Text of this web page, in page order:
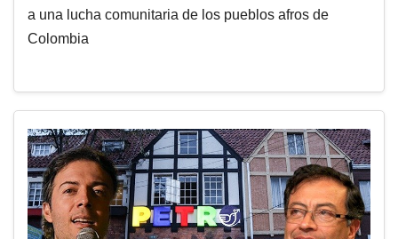
a una lucha comunitaria de los pueblos afros de
Colombia